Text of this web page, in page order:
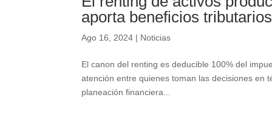
aporta beneficios tributarios
Ago 16, 2024 | Noticias
El canon del renting es deducible 100% del
atención entre quienes toman las decisiones en
planeación financiera...